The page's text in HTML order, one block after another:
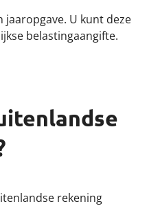
U kunt deze
belastingaangifte.
rekening